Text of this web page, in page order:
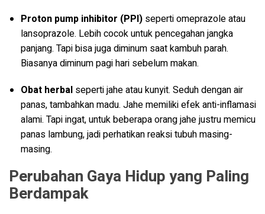
Proton pump inhibitor (PPI) seperti omeprazole atau
lansoprazole. Lebih cocok untuk pencegahan jangka
panjang. Tapi bisa juga diminum saat kambuh parah.
Biasanya diminum pagi hari sebelum makan.
Obat herbal seperti jahe atau kunyit. Seduh dengan air
panas, tambahkan madu. Jahe memiliki efek anti-inflamasi
alami. Tapi ingat, untuk beberapa orang jahe justru memicu
panas lambung, jadi perhatikan reaksi tubuh masing-
masing.
Perubahan Gaya Hidup yang Paling
Berdampak